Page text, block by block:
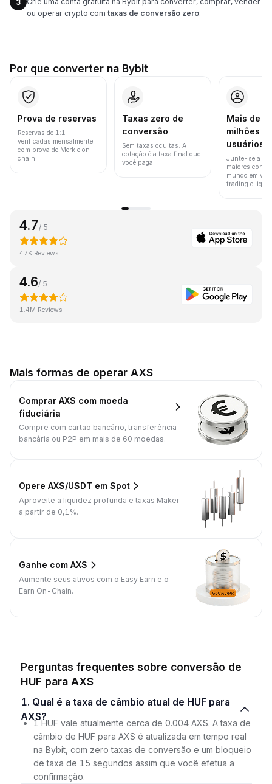
3
ou operar crypto com taxas de conversão zero.
Por que converter na Bybit
Prova de reservas
Reservas de 1:1
verificadas mensalmente
com prova de Merkle on-
chain.
Taxas zero de
conversão
Sem taxas ocultas. A
cotação é a taxa final que
você paga.
Mais de
milhões
usuários
Junte-se a
maiores
mundo em
trading e
4.7 / 5
47K Reviews
4.6/ 5
1.4M Reviews
Mais formas de operar AXS
Comprar AXS com moeda
fiduciária
Compre com cartão bancário, transferência
bancária ou P2P em mais de 60 moedas.
Opere AXS/USDT em Spot
Aproveite a liquidez profunda e taxas Maker
a partir de 0,1%.
Ganhe com AXS
Aumente seus ativos com o Easy Earn e o
Earn On-Chain.
Perguntas frequentes sobre conversão de
HUF para AXS
1. Qual é a taxa de câmbio atual de HUF para
AXS?
1 HUF vale atualmente cerca de 0.004 AXS. A taxa de
câmbio de HUF para AXS é atualizada em tempo real
na Bybit, com zero taxas de conversão e um bloqueio
de taxa de 15 segundos assim que você efetua a
confirmação.